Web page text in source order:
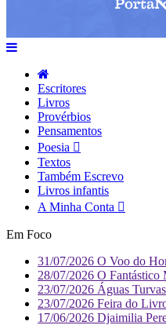
Escritores
Livros
Provérbios
Pensamentos
Poesia
Textos
Também Escrevo
Livros infantis
A Minha Conta
Em Foco
31/07/2026 O Voo do
28/07/2026 O Fantástico
23/07/2026 Águas
23/07/2026 Feira do
17/06/2026 Djaimilia